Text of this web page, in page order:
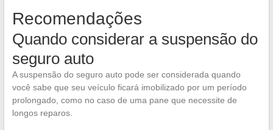
Recomendações
Quando considerar a suspensão do
seguro auto
A suspensão do seguro auto pode ser considerada quando
você sabe que seu veículo ficará imobilizado por um período
prolongado, como no caso de uma pane que necessite de
longos reparos.